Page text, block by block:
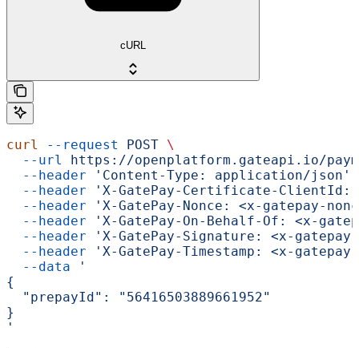
cURL
curl --request POST \
  --url
https://openplatform.gateapi.io/
  --header
'Content-Type: application/json'
  --header
'X-GatePay-Certificate-
  --header
'X-GatePay-Nonce: <x-gatepay-
  --header
'X-GatePay-On-Behalf-Of: <x-
  --header
'X-GatePay-Signature: <x-
  --header
'X-GatePay-Timestamp: <x-
  --data
'
{
  "prepayId": "56416503889661952"
}
'